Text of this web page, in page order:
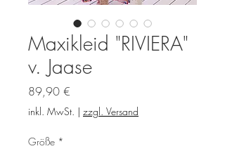
Maxikleid "RIVIERA"
v. Jaase
89,90 €
inkl. MwSt. | zzgl. Versand
Größe *